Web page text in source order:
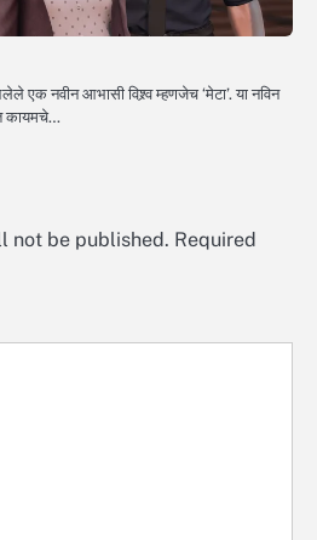
एक नवीन आभासी विश्र्व म्हणजेच ‘मेटा’. या नविन
कायमचे…
not be published. Required